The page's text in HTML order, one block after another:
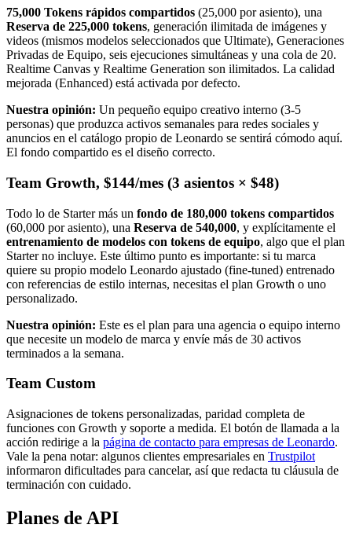
75,000 Tokens rápidos compartidos (25,000 por asiento), una
Reserva de 225,000 tokens, generación ilimitada de imágenes y
videos (mismos modelos seleccionados que Ultimate), Generaciones
Privadas de Equipo, seis ejecuciones simultáneas y una cola de 20.
Realtime Canvas y Realtime Generation son ilimitados. La calidad
mejorada (Enhanced) está activada por defecto.
Nuestra opinión: Un pequeño equipo creativo interno (3-5
personas) que produzca activos semanales para redes sociales y
anuncios en el catálogo propio de Leonardo se sentirá cómodo aquí.
El fondo compartido es el diseño correcto.
Team Growth, $144/mes (3 asientos × $48)
Todo lo de Starter más un fondo de 180,000 tokens compartidos
(60,000 por asiento), una Reserva de 540,000, y explícitamente el
entrenamiento de modelos con tokens de equipo, algo que el plan
Starter no incluye. Este último punto es importante: si tu marca
quiere su propio modelo Leonardo ajustado (fine-tuned) entrenado
con referencias de estilo internas, necesitas el plan Growth o uno
personalizado.
Nuestra opinión: Este es el plan para una agencia o equipo interno
que necesite un modelo de marca y envíe más de 30 activos
terminados a la semana.
Team Custom
Asignaciones de tokens personalizadas, paridad completa de
funciones con Growth y soporte a medida. El botón de llamada a la
acción redirige a la página de contacto para empresas de Leonardo.
Vale la pena notar: algunos clientes empresariales en Trustpilot
informaron dificultades para cancelar, así que redacta tu cláusula de
terminación con cuidado.
Planes de API